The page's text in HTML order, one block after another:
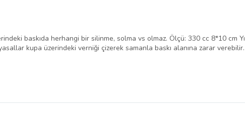
baskıda herhangi bir silinme, solma vs olmaz. Ölçü: 330 cc 8*10 cm
kupa üzerindeki verniği çizerek samanla baskı alanına zarar verebilir.